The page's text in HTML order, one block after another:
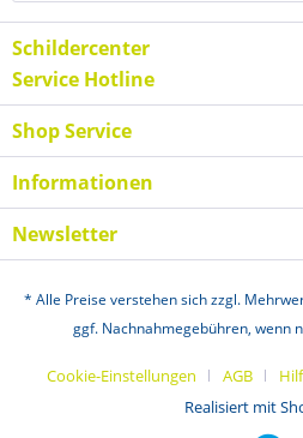
Schildercenter
Service Hotline
Shop Service
Informationen
Newsletter
* Alle Preise verstehen sich zzgl.
ggf. Nachnahmegebühren, wenn
Cookie-Einstellungen AGB
Realisiert mit